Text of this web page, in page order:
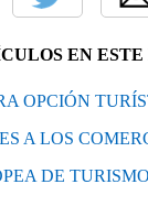
EN ESTE
OPCIÓN
A LOS
DE